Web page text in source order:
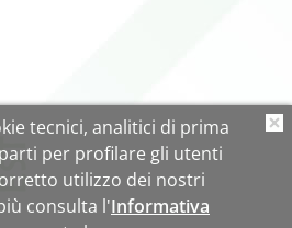
tecnici, analitici di prima
per profilare gli utenti
utilizzo dei nostri
consulta l'Informativa